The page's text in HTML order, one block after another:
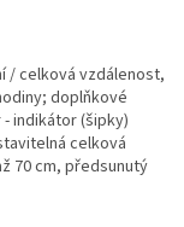
/ celková vzdálenost,
doplňkové
- indikátor (šipky)
celková
70 cm, předsunutý